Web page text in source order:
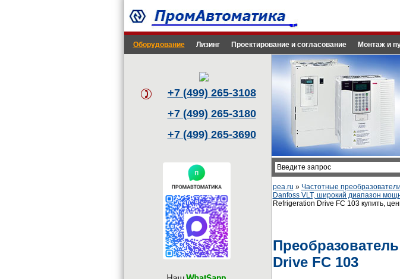
Оборудование Лизинг Проектирование и согласование Монтаж и
+7 (499) 265-3108
+7 (499) 265-3180
+7 (499) 265-3690
pea.ru » Частотные
Danfoss VLT, широкий диапазон
Refrigeration Drive FC 103 купить,
Drive FC 103